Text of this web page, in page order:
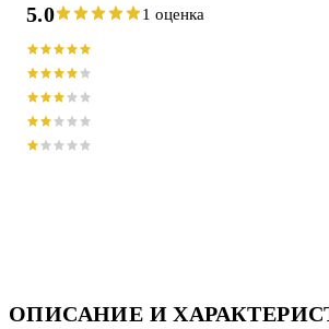
ОПИСАНИЕ И
5.0 1 оценка